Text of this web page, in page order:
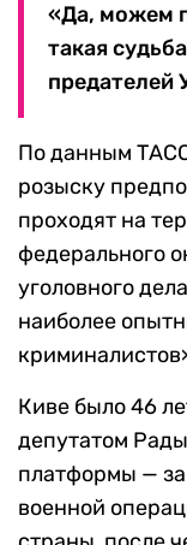
«Да, можем
такая
предателей
По данным
розыску
проходят на
федерального
уголовного
наиболее
Киве было 46
депутатом
платформы —
военной